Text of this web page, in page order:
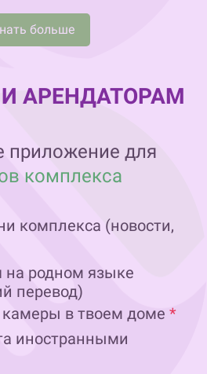
больше
АРЕНДАТОРАМ
приложение для
комплекса
комплекса (новости,
на родном языке
перевод)
в твоем доме *
иностранными